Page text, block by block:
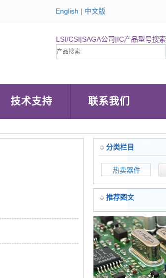
English | 中文版
LSI/CSI|SAGA公司|IC产品型号搜索
技术支持 联系我们
分类栏目
热卖器件
推荐图文